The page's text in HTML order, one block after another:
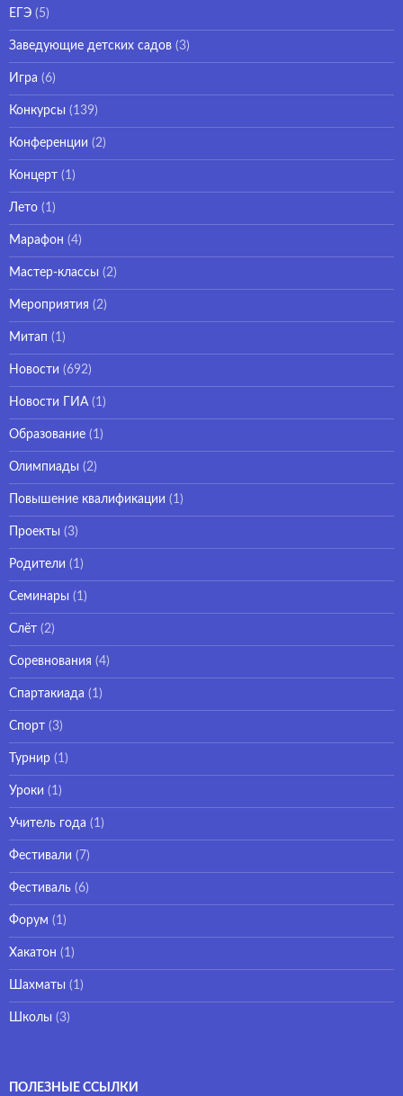
ЕГЭ (5)
Заведующие детских садов (3)
Игра (6)
Конкурсы (139)
Конференции (2)
Концерт (1)
Лето (1)
Марафон (4)
Мастер-классы (2)
Мероприятия (2)
Митап (1)
Новости (692)
Новости ГИА(1)
Образование (1)
Олимпиады (2)
Повышение квалификации (1)
Проекты (3)
Родители (1)
Семинары (1)
Слёт (2)
Соревнования (4)
Спартакиада (1)
Спорт (3)
Турнир (1)
Уроки (1)
Учитель года (1)
Фестивали (7)
Фестиваль (6)
Форум (1)
Хакатон (1)
Шахматы (1)
Школы (3)
ПОЛЕЗНЫЕ ССЫЛКИ